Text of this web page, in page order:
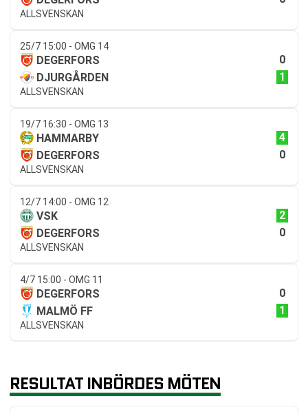
ALLSVENSKAN
25/7 15:00 - OMG 14
DEGERFORS
0
DJURGÅRDEN
1
ALLSVENSKAN
19/7 16:30 - OMG 13
HAMMARBY
4
DEGERFORS
0
ALLSVENSKAN
12/7 14:00 - OMG 12
VSK
2
DEGERFORS
0
ALLSVENSKAN
4/7 15:00 - OMG 11
DEGERFORS
0
MALMÖ FF
1
ALLSVENSKAN
RESULTAT INBÖRDES MÖTEN